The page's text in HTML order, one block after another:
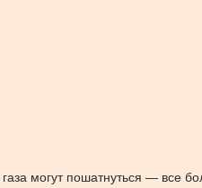
могут пошатнуться — все